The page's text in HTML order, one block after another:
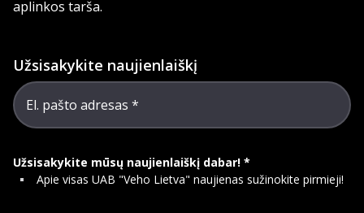
aplinkos tarša.
Užsisakykite naujienlaiškį
El. pašto adresas
Užsisakykite mūsų naujienlaiškį dabar!
Apie visas UAB "Veho Lietva" naujienas sužinokite pirmieji!